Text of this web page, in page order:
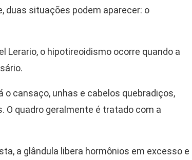
duas situações podem aparecer: o
Lerario, o hipotireoidismo ocorre quando a
cansaço, unhas e cabelos quebradiços,
O quadro geralmente é tratado com a
a glândula libera hormônios em excesso e